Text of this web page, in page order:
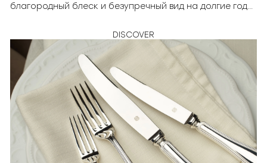
благородный блеск и безупречный вид на долгие годы,
DISCOVER